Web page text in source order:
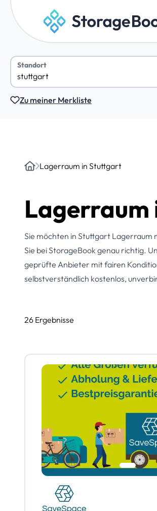
Standort
Zu meiner Merkliste
Lagerraum in Stuttgart
Sie möchten in Stuttgart Lagerraum
Sie bei StorageBook genau richtig.
geprüfte Anbieter mit fairen
selbstverständlich kostenlos,
26 Ergebnisse